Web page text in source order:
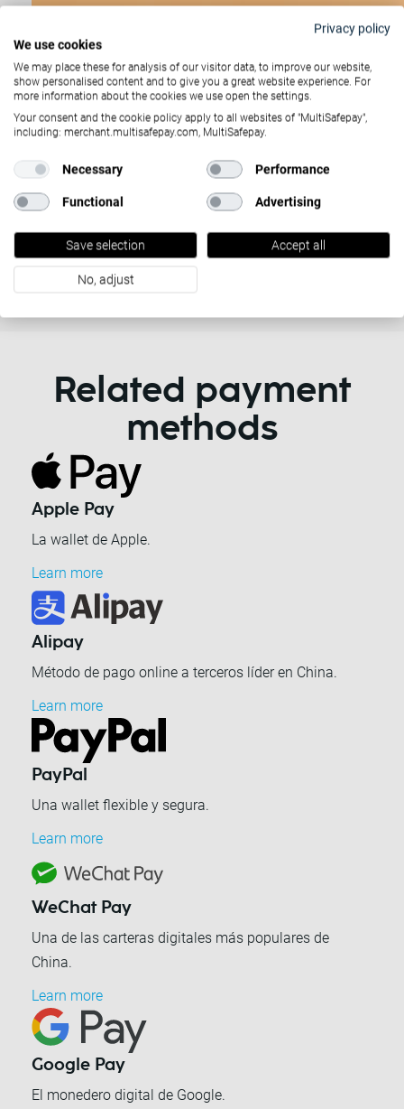
crédito para realizar la compra, pero usa
la tokenización para completar la
transacción, lo que disminuye aún más la
probabilidad de que tu información sea
robada de la tarjeta de crédito.
Related payment
methods
Apple Pay
La wallet de Apple.
Learn more
Alipay
Método de pago online a terceros líder en China.
Learn more
PayPal
Una wallet flexible y segura.
Learn more
WeChat Pay
Una de las carteras digitales más populares de
China.
Learn more
Google Pay
El monedero digital de Google.
Privacy policy
We use cookies
We may place these for analysis of our visitor data, to improve our website,
show personalised content and to give you a great website experience. For
more information about the cookies we use open the settings.
Your consent and the cookie policy apply to all websites of "MultiSafepay",
including: merchant.multisafepay.com, MultiSafepay.
Necessary Performance
Functional Advertising
Save selection Accept all
No, adjust